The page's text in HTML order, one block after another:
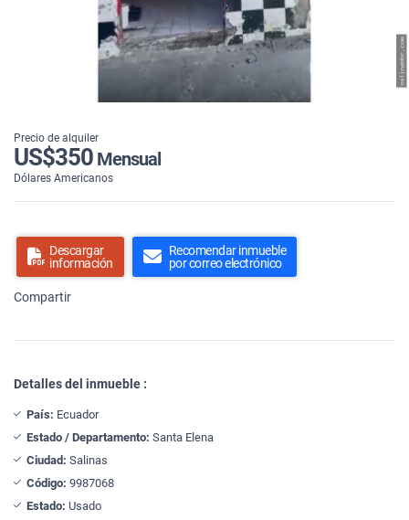
Precio de alquiler
US$350 Mensual
Dólares Americanos
Descargar
información
Recomendar inmueble
por correo electrónico
Compartir
Detalles del inmueble :
País: Ecuador
Estado / Departamento: Santa Elena
Ciudad: Salinas
Código: 9987068
Estado: Usado